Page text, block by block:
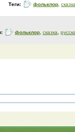
Теги: фольклор,
фольклор, сказка,